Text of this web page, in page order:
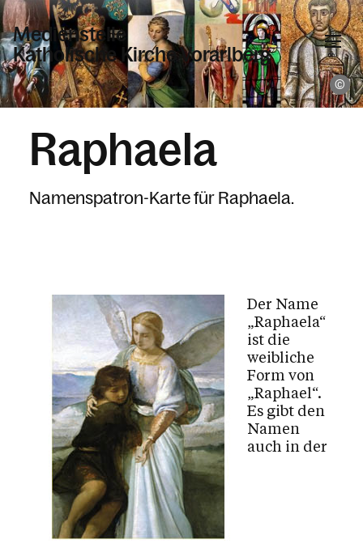
Medienstelle
Katholische Kirche Vorarlberg
Informationen
Wer wir sind
Zeitschriften
Mediensuche
Kalender
Personen
Raphaela
Namenspatron-Karte für Raphaela.
Der Name
„Raphaela“
ist die
weibliche
Form von
„Raphael“.
Es gibt den
Namen
auch in der